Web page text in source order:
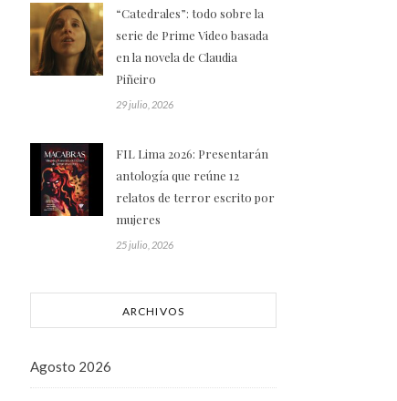
“Catedrales”: todo sobre la
serie de Prime Video basada
en la novela de Claudia
Piñeiro
29 julio, 2026
FIL Lima 2026: Presentarán
antología que reúne 12
relatos de terror escrito por
mujeres
25 julio, 2026
ARCHIVOS
Agosto 2026